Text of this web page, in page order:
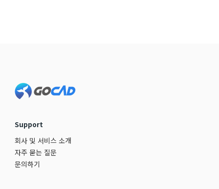
Support
회사 및 서비스 소개
자주 묻는 질문
문의하기